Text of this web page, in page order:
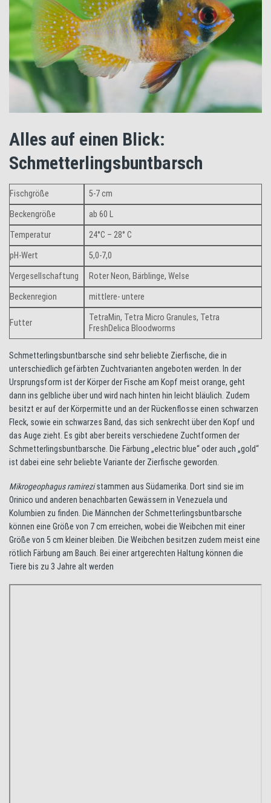
Alles auf einen Blick:
Schmetterlingsbuntbarsch
Fischgröße
5-7 cm
Beckengröße
ab 60 L
Temperatur
24°C – 28° C
pH-Wert
5,0-7,0
Vergesellschaftung
Roter Neon, Bärblinge, Welse
Beckenregion
mittlere- untere
Futter
TetraMin, Tetra Micro Granules, Tetra
FreshDelica Bloodworms
Schmetterlingsbuntbarsche sind sehr beliebte Zierfische, die in
unterschiedlich gefärbten Zuchtvarianten angeboten werden. In der
Ursprungsform ist der Körper der Fische am Kopf meist orange, geht
dann ins gelbliche über und wird nach hinten hin leicht bläulich. Zudem
besitzt er auf der Körpermitte und an der Rückenflosse einen schwarzen
Fleck, sowie ein schwarzes Band, das sich senkrecht über den Kopf und
das Auge zieht. Es gibt aber bereits verschiedene Zuchtformen der
Schmetterlingsbuntbarsche. Die Färbung „electric blue“ oder auch „gold“
ist dabei eine sehr beliebte Variante der Zierfische geworden.
Mikrogeophagus ramirezistammen aus Südamerika. Dort sind sie im
Orinico und anderen benachbarten Gewässern in Venezuela und
Kolumbien zu finden. Die Männchen der Schmetterlingsbuntbarsche
können eine Größe von 7 cm erreichen, wobei die Weibchen mit einer
Größe von 5 cm kleiner bleiben. Die Weibchen besitzen zudem meist eine
rötlich Färbung am Bauch. Bei einer artgerechten Haltung können die
Tiere bis zu 3 Jahre alt werden